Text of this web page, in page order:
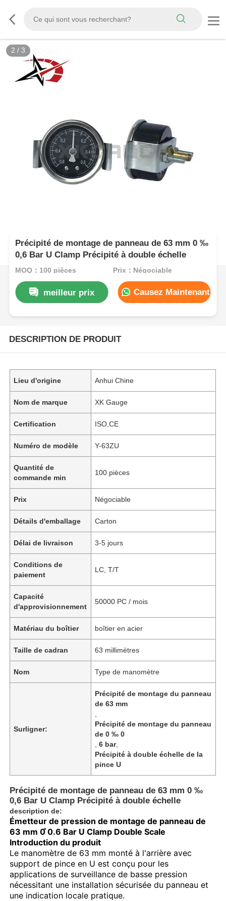
2 / 3
Précipité de montage de panneau de 63 mm 0 ‰
0,6 Bar U Clamp Précipité à double échelle
MOQ：100 pièces Prix：Négociable
meilleur prix Causez Maintenant
DESCRIPTION DE PRODUIT
Lieu d'origine Anhui Chine
Nom de marque XK Gauge
Certification ISO,CE
Numéro de modèle Y-63ZU
Quantité de
commande min
100 pièces
Prix Négociable
Détails d'emballage Carton
Délai de livraison 3-5 jours
Conditions de
paiement
LC, T/T
Capacité
d'approvisionnement
50000 PC / mois
Matériau du boîtier boîtier en acier
Taille de cadran 63 millimètres
Nom Type de manomètre
Surligner:
Précipité de montage du panneau
de 63 mm
Précipité de montage du panneau
de 0 ‰ 0
,6 bar,
Précipité à double échelle de la
pince U
Précipité de montage de panneau de 63 mm 0 ‰
0,6 Bar U Clamp Précipité à double échelle
description de:
Émetteur de pression de montage de panneau de
63 mm 0 ̊0.6 Bar U Clamp Double Scale
Introduction du produit
Le manomètre de 63 mm monté à l'arrière avec
support de pince en U est conçu pour les
applications de surveillance de basse pression
nécessitant une installation sécurisée du panneau et
une indication locale pratique.